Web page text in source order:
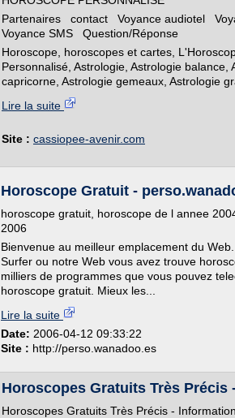
Partenaires contact Voyance audiotel
Voyance SMS Question/Réponse
Horoscope, horoscopes et cartes,
Personnalisé, Astrologie, Astrologie
capricorne, Astrologie gemeaux, Astrologie
Lire la suite
Site : cassiopee-avenir.com
Horoscope Gratuit -
horoscope gratuit, horoscope de l annee
2006
Bienvenue au meilleur emplacement du
Surfer ou notre Web vous avez trouve
milliers de programmes que vous pouvez
horoscope gratuit. Mieux les...
Lire la suite
Date: 2006-04-12 09:33:22
Site : http://perso.wanadoo.es
Horoscopes Gratuits Très Précis
Horoscopes Gratuits Très Précis -